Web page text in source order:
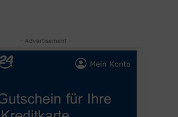
- Advertisement -